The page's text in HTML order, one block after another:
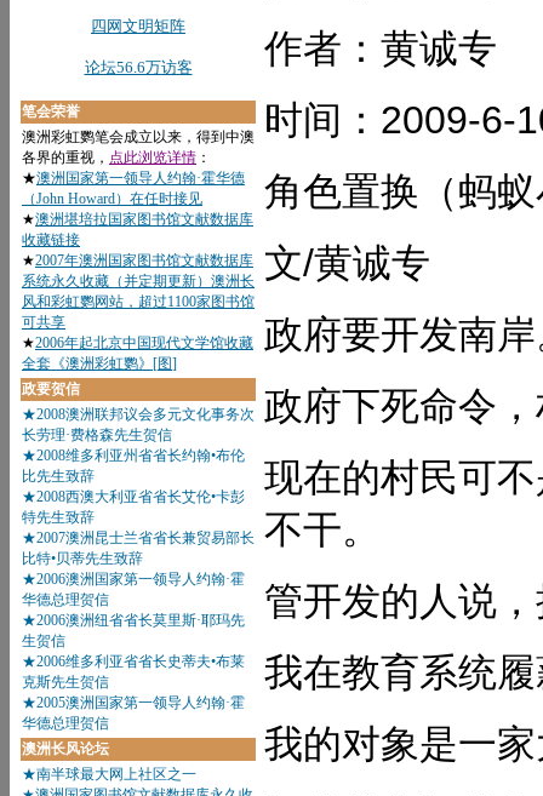
作者：黄诚专
时间：2009-6-
角色置换（蚂
文/黄诚专
政府要开发南
政府下死命令
现在的村民可
不干。
管开发的人说
我在教育系统
我的对象是一